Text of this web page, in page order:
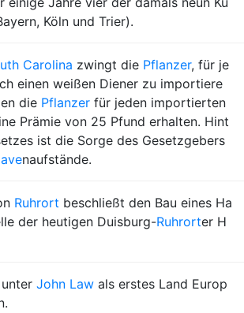
Köln und Trier).
Carolina zwingt die Pflanzer, für je
einen weißen Diener zu importiere
die Pflanzer für jeden importierten
Prämie von 25 Pfund erhalten. Hint
ist die Sorge des Gesetzgebers
naufstände.
Ruhrort beschließt den Bau eines Ha
der heutigen Duisburg-Ruhrorter H
John Law als erstes Land Europ